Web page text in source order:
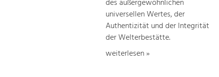
des außergewöhnlichen
universellen Wertes, der
Authentizität und der Integrität
der Welterbestätte.
weiterlesen »